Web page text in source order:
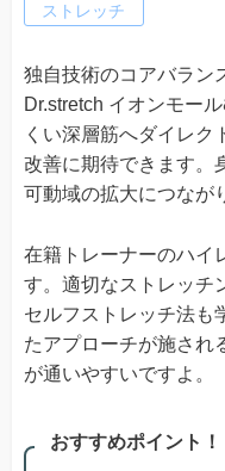
ストレッチ
独自技術のコアバラン
Dr.stretch イオンモー
くい深層筋へダイレク
改善に期待できます。
可動域の拡大につなが
在籍トレーナーのハイ
す。適切なストレッチ
セルフストレッチ法も
たアプローチが施され
が通いやすいですよ。
おすすめポイント！